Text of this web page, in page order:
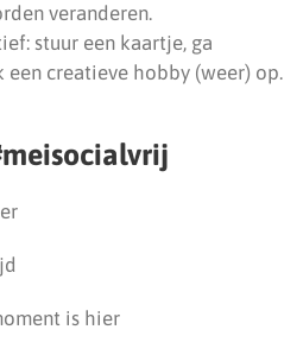
veranderen.
stuur een kaartje, ga
een creatieve hobby (weer) op.
is hier